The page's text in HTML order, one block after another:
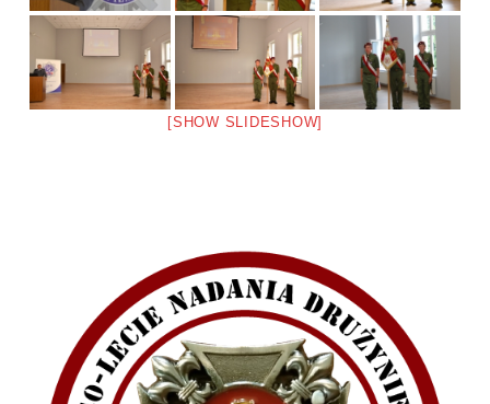
[SHOW SLIDESHOW]